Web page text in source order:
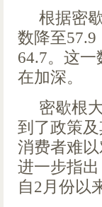
根据密
数降至
64.7。这
在加深。
密歇根
到了政策
消费者难
进一步指
自2月份以